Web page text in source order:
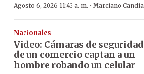
Agosto 6, 2026 11:43 a. m. · Marciano Candia
Nacionales
Video: Cámaras de seguridad
de un comercio captan a un
hombre robando un celular